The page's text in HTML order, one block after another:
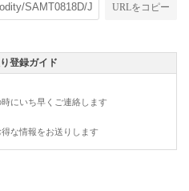
URLをコピー
登録ガイド
にいち早くご連絡します
な情報をお送りします